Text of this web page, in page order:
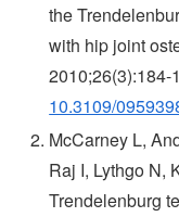
the
with hip joint
2010;26(3):184-
10.3109/
McCarney L,
Raj I, Lythgo N,
Trendelenburg